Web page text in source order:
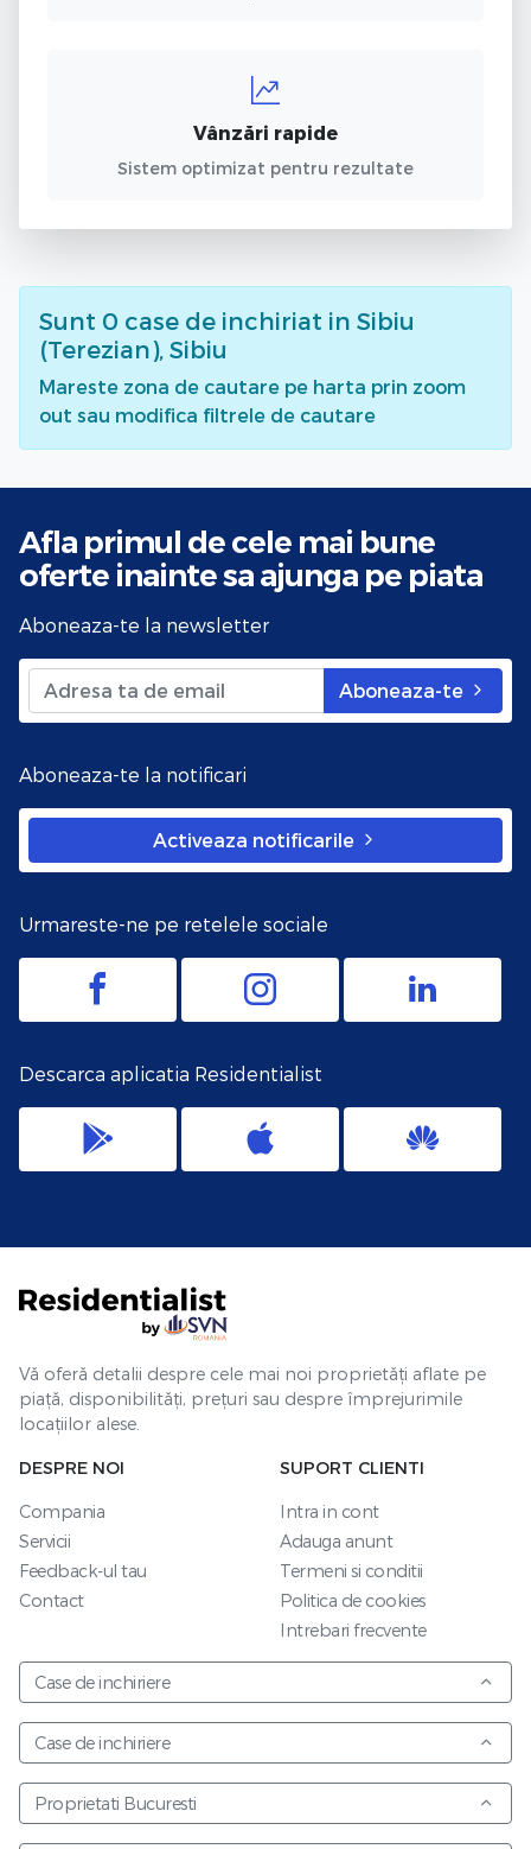
Vânzări rapide
Sistem optimizat pentru rezultate
Sunt 0 case de inchiriat in Sibiu
(Terezian), Sibiu
Mareste zona de cautare pe harta prin zoom
out sau modifica filtrele de cautare
Afla primul de cele mai bune
oferte inainte sa ajunga pe piata
Aboneaza-te la newsletter
Aboneaza-te
Aboneaza-te la notificari
Activeaza notificarile
Urmareste-ne pe retelele sociale
Descarca aplicatia Residentialist
Vă oferă detalii despre cele mai noi proprietăți aflate pe
piață, disponibilități, prețuri sau despre împrejurimile
locațiilor alese.
DESPRE NOI
Compania
Servicii
Feedback-ul tau
Contact
SUPORT CLIENTI
Intra in cont
Adauga anunt
Termeni si conditii
Politica de cookies
Intrebari frecvente
Case de inchiriere
Case de inchiriere
Proprietati Bucuresti